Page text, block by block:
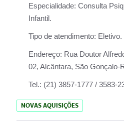
Especialidade: Consulta
Infantil.
Tipo de atendimento: Eletivo.
Endereço: Rua Doutor
02, Alcântara, São Gonçalo-
Tel.: (21) 3857-1777 / 3583-
NOVAS AQUISIÇÕES